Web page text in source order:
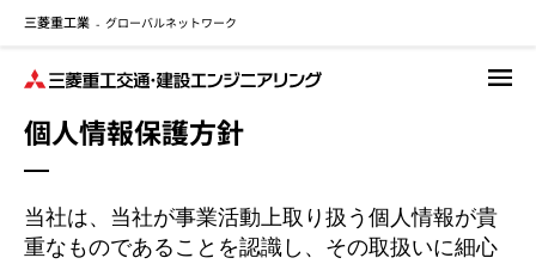
三菱重工業 - グローバルネットワーク
個人情報保護方針
当社は、当社が事業活動上取り扱う個人情報が貴
重なものであることを認識し、その取扱いに細心